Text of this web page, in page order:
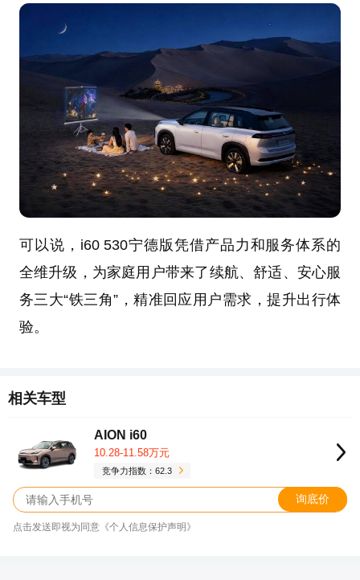
可以说，i60 530宁德版凭借产品力和服务体系的
全维升级，为家庭用户带来了续航、舒适、安心服
务三大“铁三角”，精准回应用户需求，提升出行体
验。
相关车型
AION i60
10.28-11.58万元
竞争力指数：62.3
询底价
点击发送即视为同意《个人信息保护声明》